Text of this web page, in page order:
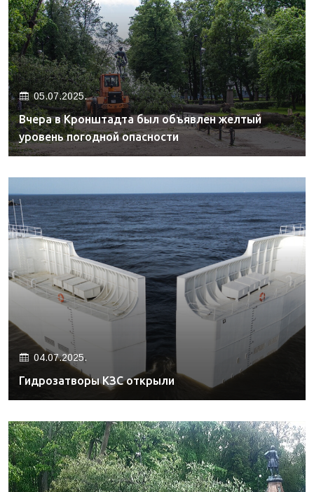
05.07.2025.
Вчера в Кронштадта был объявлен желтый
уровень погодной опасности
04.07.2025.
Гидрозатворы КЗС открыли